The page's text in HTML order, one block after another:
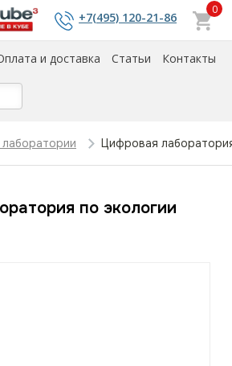
+7(495) 120-21-86
0
и доставка Статьи Контакты
Цифровая
по экологии